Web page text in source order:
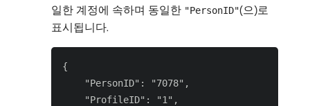
일한 계정에 속하며 동일한 "PersonID"(으)로
표시됩니다.
{
    "PersonID": "7078",
    "ProfileID": "1",